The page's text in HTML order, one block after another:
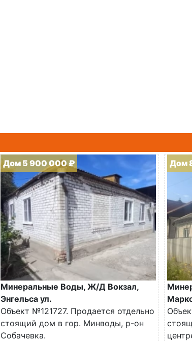
Дом 5 900 000 ₽
Минеральные Воды, Ж/Д Вокзал,
Энгельса ул.
Объект №121727. Продается отдельно
стоящий дом в гор. Минводы, р-он
Собачевка.
Дом